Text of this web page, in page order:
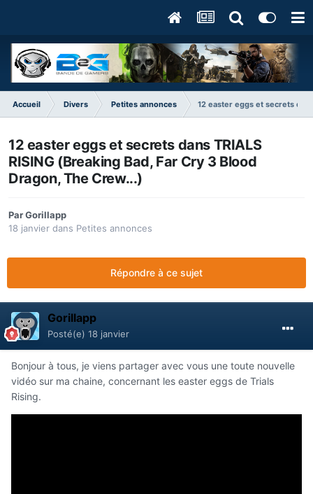
Accueil Divers Petites annonces 12 easter eggs et secrets
12 easter eggs et secrets dans TRIALS
RISING (Breaking Bad, Far Cry 3 Blood
Dragon, The Crew...)
ParGorillapp
18 janvier dans Petites annonces
Répondre à ce sujet
Gorillapp
Posté(e) 18 janvier
Bonjour à tous, je viens partager avec vous une toute nouvelle
vidéo sur ma chaine, concernant les easter eggs de Trials
Rising.